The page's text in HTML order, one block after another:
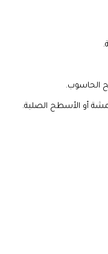
الحاسوب.
أو الأسطح الصلبة.